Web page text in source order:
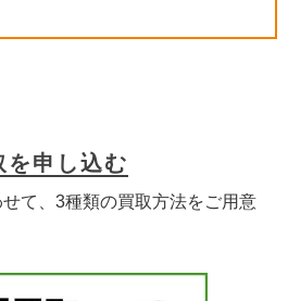
を申し込む
て、3種類の買取方法をご用意